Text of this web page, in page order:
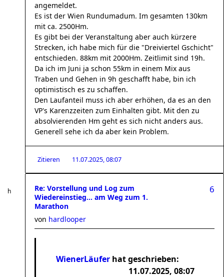
angemeldet.
Es ist der Wien Rundumadum. Im gesamten 130km
mit ca. 2500Hm.
Es gibt bei der Veranstaltung aber auch kürzere
Strecken, ich habe mich für die "Dreiviertel Gschicht"
entschieden. 88km mit 2000Hm. Zeitlimit sind 19h.
Da ich im Juni ja schon 55km in einem Mix aus
Traben und Gehen in 9h geschafft habe, bin ich
optimistisch es zu schaffen.
Den Laufanteil muss ich aber erhöhen, da es an den
VP's Karenzzeiten zum Einhalten gibt. Mit den zu
absolvierenden Hm geht es sich nicht anders aus.
Generell sehe ich da aber kein Problem.
Zitieren 11.07.2025, 08:07
Re: Vorstellung und Log zum
Wiedereinstieg... am Weg zum 1.
Marathon
6
von hardlooper
WienerLäufer hat geschrieben:
11.07.2025, 08:07